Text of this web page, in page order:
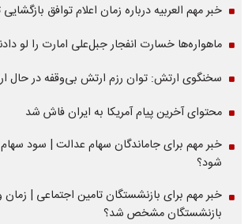
خبر مهم العربیه درباره زمان اعلام توافق
ماهواره‌‌ها خسارت انفجار جبل‌علی امارت را لو
سخنگوی ارتش: توان رزم ارتش بی‌وقفه در حال
محتوای آخرین پیام آمریکا به ایران فاش شد
خبر مهم برای جاماندگان سهام عدالت | سود
شود؟
خبر مهم برای بازنشستگان تامین اجتماعی |
بازنشستگان مشخص شد؟